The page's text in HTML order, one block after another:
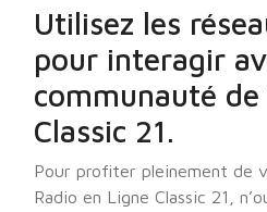
Utilisez les
pour interagir
communauté
Classic 21.
Pour profiter pleinement de
Radio en Ligne Classic 21,